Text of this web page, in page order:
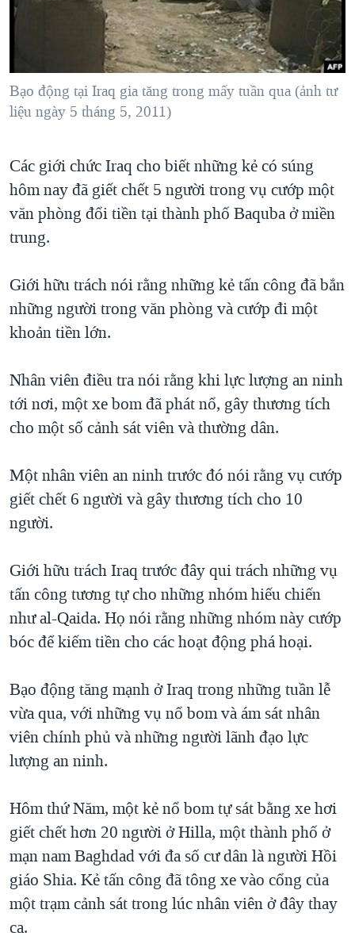
"Tìm"
NGƯỜI VIỆT HẢI NGOẠI
KINH TẾ
KHOA HỌC
VĂN HOÁ
THỂ THAO
GIÁO DỤC
TẠI
HÀNH TRÌNH BẦU CỬ 2024
MỘT NĂM CHIẾN TRANH TẠI DẢI GAZA
GIẢI MÃ VÀNH ĐAI & CON ĐƯỜNG
NGÀY TỊ NẠN THẾ GIỚI
GROUND ZERO – XƯA VÀ NAY
CHI PHÍ CHIẾN TRANH AFGHANISTAN
CÁC GIÁ TRỊ CỘNG HÒA Ở VIỆT NAM
TRỊNH VĨNH BÌNH VS. CHÍNH PHỦ VIỆT NAM
NGƯ DÂN VIỆT VÀ LÀN SÓNG TRỘM HẢI SÂM
QUAN HỆ VIỆT MỸ
VIDEO
MẠNG XÃ HỘI
Ngôn ngữ khác
Bạo động tại Iraq gia tăng trong mấy tuần qua (ảnh tư
liệu ngày 5 tháng 5, 2011)
Các giới chức Iraq cho biết những kẻ có súng
hôm nay đã giết chết 5 người trong vụ cướp một
văn phòng đổi tiền tại thành phố Baquba ở miền
trung.
Giới hữu trách nói rằng những kẻ tấn công đã bắn
những người trong văn phòng và cướp đi một
khoản tiền lớn.
Nhân viên điều tra nói rằng khi lực lượng an ninh
tới nơi, một xe bom đã phát nổ, gây thương tích
cho một số cảnh sát viên và thường dân.
Một nhân viên an ninh trước đó nói rằng vụ cướp
giết chết 6 người và gây thương tích cho 10
người.
Giới hữu trách Iraq trước đây qui trách những vụ
tấn công tương tự cho những nhóm hiếu chiến
như al-Qaida. Họ nói rằng những nhóm này cướp
bóc để kiếm tiền cho các hoạt động phá hoại.
Bạo động tăng mạnh ở Iraq trong những tuần lễ
vừa qua, với những vụ nổ bom và ám sát nhân
viên chính phủ và những người lãnh đạo lực
lượng an ninh.
Hôm thứ Năm, một kẻ nổ bom tự sát bằng xe hơi
giết chết hơn 20 người ở Hilla, một thành phố ở
mạn nam Baghdad với đa số cư dân là người Hồi
giáo Shia. Kẻ tấn công đã tông xe vào cổng của
một trạm cảnh sát trong lúc nhân viên ở đây thay
ca.